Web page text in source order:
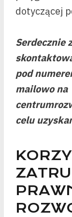
dotyczącej
Serdecznie
pod
mailowo na
celu